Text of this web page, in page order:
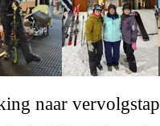
naar vervolgstap